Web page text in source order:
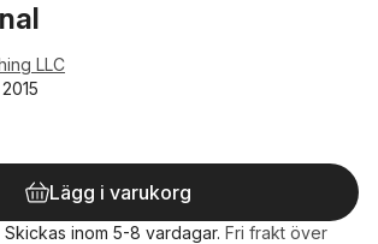
LLC
Lägg i varukorg
Skickas inom 5-8 vardagar. Fri frakt över